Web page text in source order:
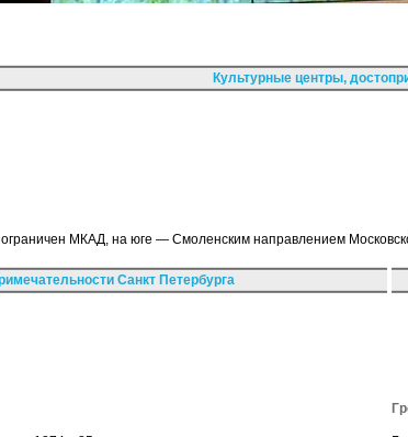
Культурные центры,
МКАД, на юге — Смоленским направлением
Санкт Петербурга